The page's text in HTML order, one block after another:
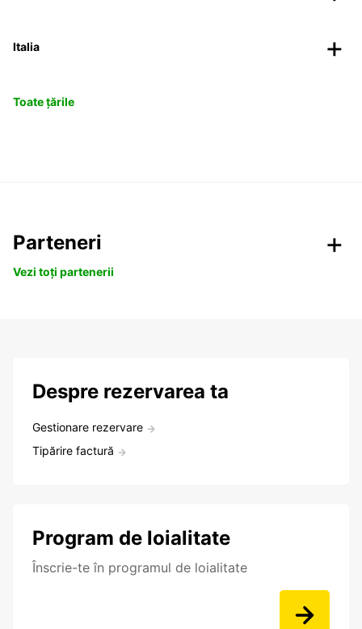
Italia
Toate țările
Parteneri
Vezi toți partenerii
Despre rezervarea ta
Gestionare rezervare
Tipărire factură
Program de loialitate
Înscrie-te în programul de loialitate